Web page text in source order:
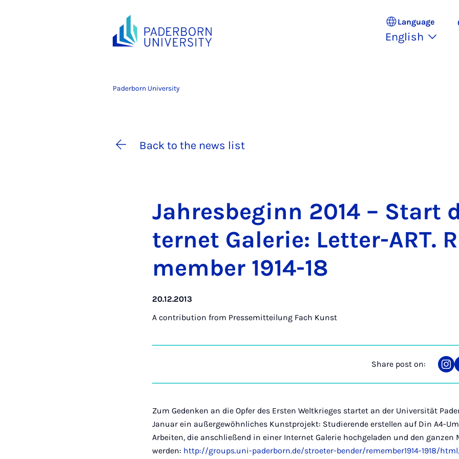
Language
English
Paderborn University
Back to the news list
Jahresbe­ginn 2014 – Start
ter­net Galer­ie: Let­ter-ART.
mem­ber 1914-18
20.12.2013
A contribution from Pressemitteilung Fach Kunst
Share post on:
on
Zum Gedenken an die Opfer des Ersten Weltkrieges startet an der Universität
Januar ein außergewöhnliches Kunstprojekt: Studierende erstellen auf Din A4-
Arbeiten, die anschließend in einer Internet Galerie hochgeladen und den ganzen
werden: http://groups.uni-paderborn.de/stroeter-bender/remember1914-1918/